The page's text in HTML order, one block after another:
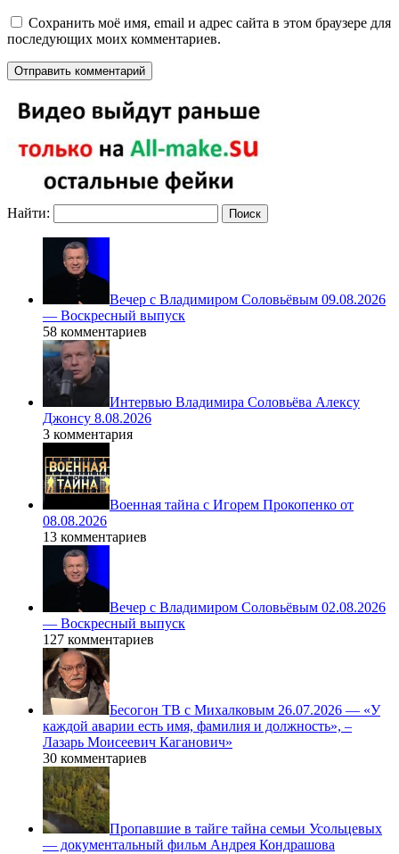
Сохранить моё имя, email и адрес сайта в этом браузере для
последующих моих комментариев.
Найти:
Вечер с Владимиром Соловьёвым 09.08.2026
— Воскресный выпуск
58 комментариев
Интервью Владимира Соловьёва Алексу
Джонсу 8.08.2026
3 комментария
Военная тайна с Игорем Прокопенко от
08.08.2026
13 комментариев
Вечер с Владимиром Соловьёвым 02.08.2026
— Воскресный выпуск
127 комментариев
Бесогон ТВ с Михалковым 26.07.2026 — «У
каждой аварии есть имя, фамилия и должность», –
Лазарь Моисеевич Каганович»
30 комментариев
Пропавшие в тайге тайна семьи Усольцевых
— документальный фильм Андрея Кондрашова